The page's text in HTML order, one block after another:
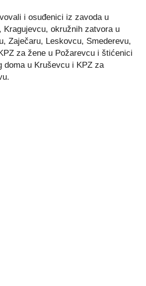
i osuđenici iz zavoda u
Kragujevcu, okružnih zatvora u
Zaječaru, Leskovcu, Smederevu,
za žene u Požarevcu i štićenici
doma u Kruševcu i KPZ za